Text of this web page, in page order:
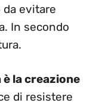
da evitare
In secondo
la creazione
di resistere